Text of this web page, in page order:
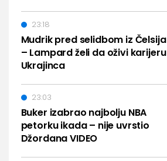
Mudrik pred selidbom iz Čelsija
– Lampard želi da oživi karijeru
Ukrajinca
23:18
Buker izabrao najbolju NBA
petorku ikada – nije uvrstio
Džordana VIDEO
23:03